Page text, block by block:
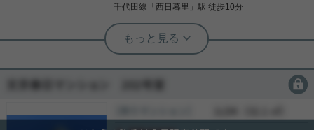
千代田線 「西日暮里 」駅 徒歩10分
根津駅前センター（実用根津ホーム株式会社 根津駅前センター） スタ
ッフ小西
早めの資産形成
会員限定
会員限定